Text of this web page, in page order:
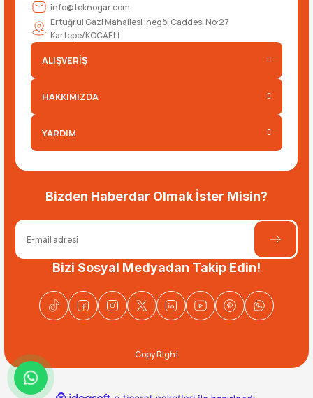
info@teknogar.com
Ertuğrul Gazi Mahallesi İnegöl Caddesi No:27
Kartepe/KOCAELİ
ALIŞVERİŞ
HAKKIMIZDA
YARDIM
Bizden Haberdar Olmak İster Misin?
Bizi Sosyal Medyadan Takip Edin!
Copy Right